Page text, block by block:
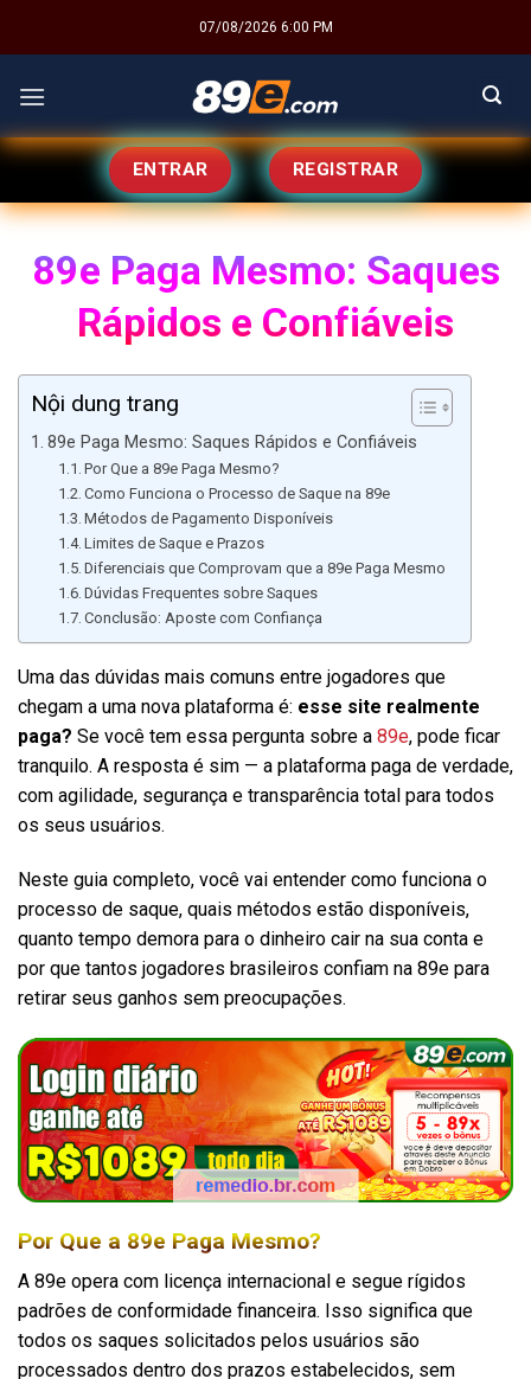
07/08/2026 6:00 PM
ENTRAR REGISTRAR
89e Paga Mesmo: Saques
Rápidos e Confiáveis
Nội dung trang
89e Paga Mesmo: Saques Rápidos e Confiáveis
Por Que a 89e Paga Mesmo?
Como Funciona o Processo de Saque na 89e
Métodos de Pagamento Disponíveis
Limites de Saque e Prazos
Diferenciais que Comprovam que a 89e Paga Mesmo
Dúvidas Frequentes sobre Saques
Conclusão: Aposte com Confiança
Uma das dúvidas mais comuns entre jogadores que
chegam a uma nova plataforma é: esse site realmente
paga? Se você tem essa pergunta sobre a 89e, pode ficar
tranquilo. A resposta é sim — a plataforma paga de verdade,
com agilidade, segurança e transparência total para todos
os seus usuários.
Neste guia completo, você vai entender como funciona o
processo de saque, quais métodos estão disponíveis,
quanto tempo demora para o dinheiro cair na sua conta e
por que tantos jogadores brasileiros confiam na 89e para
retirar seus ganhos sem preocupações.
Por Que a 89e Paga Mesmo?
A 89e opera com licença internacional e segue rígidos
padrões de conformidade financeira. Isso significa que
todos os saques solicitados pelos usuários são
processados dentro dos prazos estabelecidos, sem